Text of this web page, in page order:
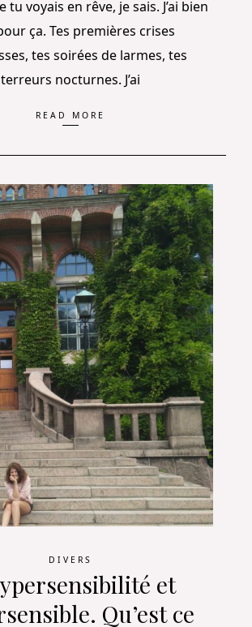
tu voyais en rêve, je sais. J’ai bien
ça. Tes premières crises
tes soirées de larmes, tes
terreurs nocturnes. J’ai
READ MORE
DIVERS
et
Qu’est ce